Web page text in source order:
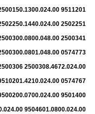
9511201
2502251
2500341
0574773
2500308.4672.024.00
0574767
9501400
9504601.0800.024.00